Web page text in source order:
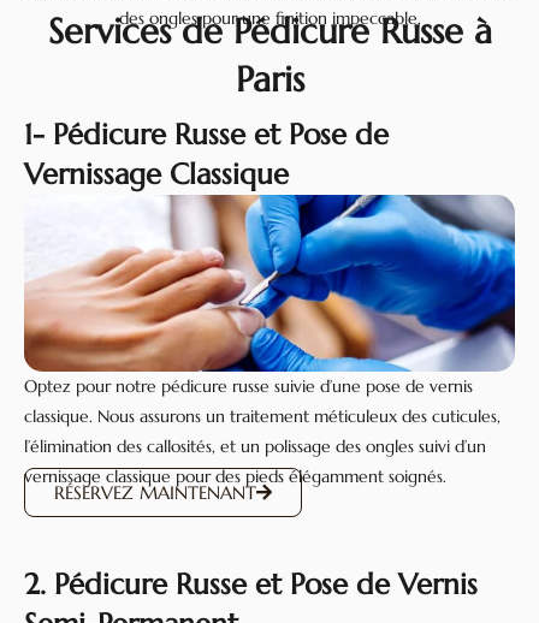
des ongles pour une finition impeccable.
Services de Pédicure Russe à
Paris
1- Pédicure Russe et Pose de
Vernissage Classique
Optez pour notre pédicure russe suivie d’une pose de vernis
classique. Nous assurons un traitement méticuleux des cuticules,
l’élimination des callosités, et un polissage des ongles suivi d’un
vernissage classique pour des pieds élégamment soignés.
RÉSERVEZ MAINTENANT
2. Pédicure Russe et Pose de Vernis